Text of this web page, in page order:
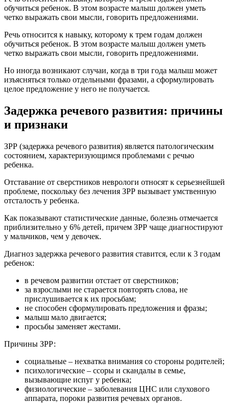
обучиться ребенок. В этом возрасте малыш должен уметь
четко выражать свои мысли, говорить предложениями.
Речь относится к навыку, которому к трем годам должен
обучиться ребенок. В этом возрасте малыш должен уметь
четко выражать свои мысли, говорить предложениями.
Но иногда возникают случаи, когда в три года малыш может
изъясняться только отдельными фразами, а сформулировать
целое предложение у него не получается.
Задержка речевого развития: причины
и признаки
ЗРР (задержка речевого развития) является патологическим
состоянием, характеризующимся проблемами с речью
ребенка.
Отставание от сверстников неврологи относят к серьезнейшей
проблеме, поскольку без лечения ЗРР вызывает умственную
отсталость у ребенка.
Как показывают статистические данные, болезнь отмечается
приблизительно у 6% детей, причем ЗРР чаще диагностируют
у мальчиков, чем у девочек.
Диагноз задержка речевого развития ставится, если к 3 годам
ребенок:
в речевом развитии отстает от сверстников;
за взрослыми не старается повторять слова, не
прислушивается к их просьбам;
не способен сформулировать предложения и фразы;
малыш мало двигается;
просьбы заменяет жестами.
Причины ЗРР:
социальные – нехватка внимания со стороны родителей;
психологические – ссоры и скандалы в семье,
вызывающие испуг у ребенка;
физиологические – заболевания ЦНС или слухового
аппарата, пороки развития речевых органов.